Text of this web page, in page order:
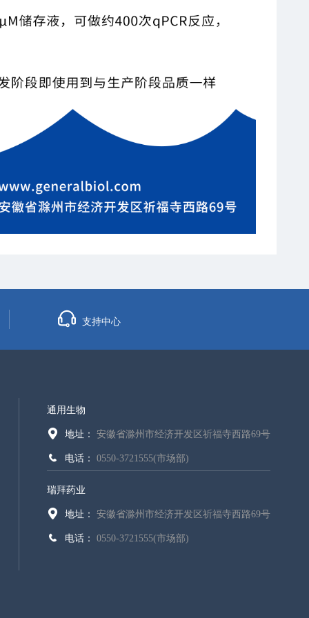
支持中心
通用生物
地址： 安徽省滁州市经济开发区祈福寺西路69号
电话： 0550-3721555(市场部)
瑞拜药业
地址： 安徽省滁州市经济开发区祈福寺西路69号
电话： 0550-3721555(市场部)